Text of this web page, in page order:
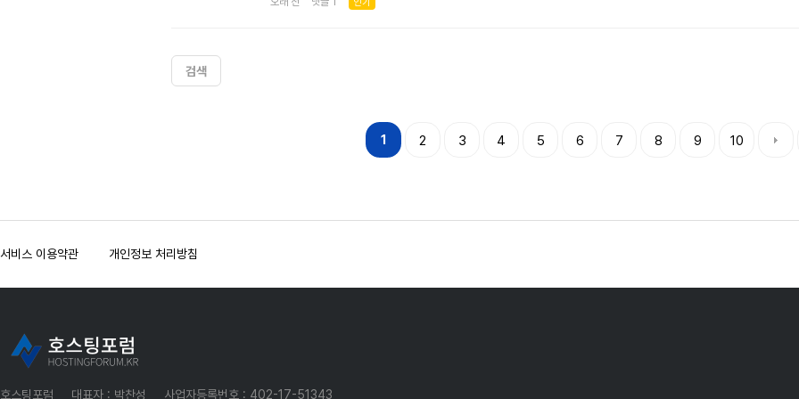
검색
1 2 3 4 5 6 7 8 9 10
맨끝
서비스 이용약관 개인정보 처리방침
호스팅포럼 대표자 : 박찬성 사업자등록번호 : 402-17-51343